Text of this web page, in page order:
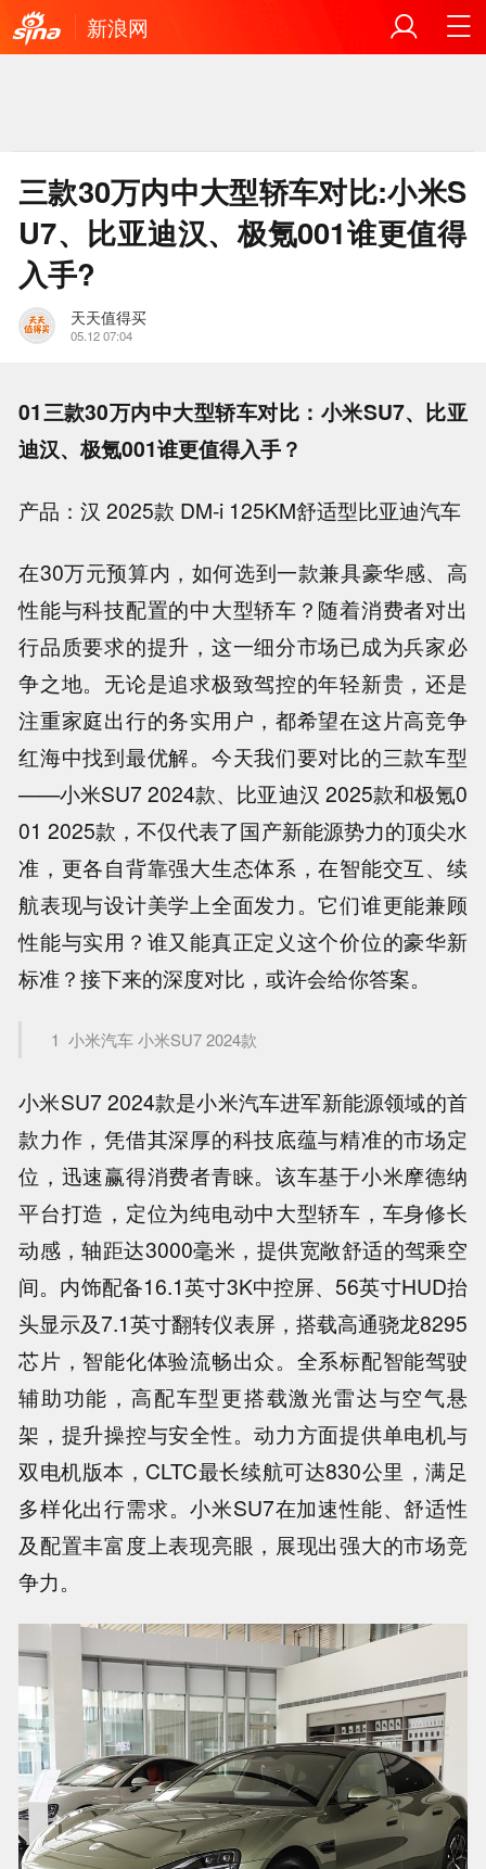
新浪网
三款30万内中大型轿车对比:小米S
U7、比亚迪汉、极氪001谁更值得
入手?
天天值得买
05.12 07:04
01三款30万内中大型轿车对比：小米SU7、比亚
迪汉、极氪001谁更值得入手？
产品：汉 2025款 DM-i 125KM舒适型比亚迪汽车
在30万元预算内，如何选到一款兼具豪华感、高
性能与科技配置的中大型轿车？随着消费者对出
行品质要求的提升，这一细分市场已成为兵家必
争之地。无论是追求极致驾控的年轻新贵，还是
注重家庭出行的务实用户，都希望在这片高竞争
红海中找到最优解。今天我们要对比的三款车型
——小米SU7 2024款、比亚迪汉 2025款和极氪0
01 2025款，不仅代表了国产新能源势力的顶尖水
准，更各自背靠强大生态体系，在智能交互、续
航表现与设计美学上全面发力。它们谁更能兼顾
性能与实用？谁又能真正定义这个价位的豪华新
标准？接下来的深度对比，或许会给你答案。
1 小米汽车 小米SU7 2024款
小米SU7 2024款是小米汽车进军新能源领域的首
款力作，凭借其深厚的科技底蕴与精准的市场定
位，迅速赢得消费者青睐。该车基于小米摩德纳
平台打造，定位为纯电动中大型轿车，车身修长
动感，轴距达3000毫米，提供宽敞舒适的驾乘空
间。内饰配备16.1英寸3K中控屏、56英寸HUD抬
头显示及7.1英寸翻转仪表屏，搭载高通骁龙8295
芯片，智能化体验流畅出众。全系标配智能驾驶
辅助功能，高配车型更搭载激光雷达与空气悬
架，提升操控与安全性。动力方面提供单电机与
双电机版本，CLTC最长续航可达830公里，满足
多样化出行需求。小米SU7在加速性能、舒适性
及配置丰富度上表现亮眼，展现出强大的市场竞
争力。